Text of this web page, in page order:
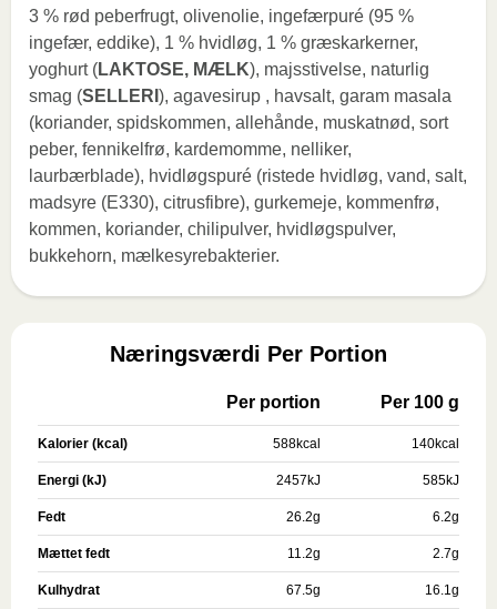
3 % rød peberfrugt, olivenolie, ingefærpuré (95 %
ingefær, eddike), 1 % hvidløg, 1 % græskarkerner,
yoghurt (LAKTOSE, MÆLK), majsstivelse, naturlig
smag (SELLERI ), agavesirup , havsalt, garam masala
(koriander, spidskommen, allehånde, muskatnød, sort
peber, fennikelfrø, kardemomme, nelliker,
laurbærblade), hvidløgspuré (ristede hvidløg, vand, salt,
madsyre (E330), citrusfibre), gurkemeje, kommenfrø,
kommen, koriander, chilipulver, hvidløgspulver,
bukkehorn, mælkesyrebakterier.
Næringsværdi Per Portion
Per portion Per 100 g
Kalorier (kcal) 588kcal 140kcal
Energi (kJ) 2457kJ 585kJ
Fedt 26.2g 6.2g
Mættet fedt 11.2g 2.7g
Kulhydrat 67.5g 16.1g